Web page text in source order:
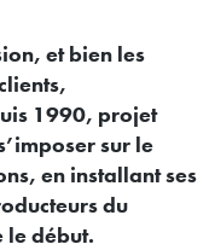
et bien les
1990, projet
sur le
en installant ses
du
le début.